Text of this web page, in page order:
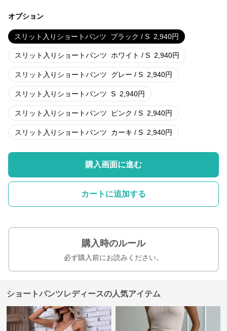
オプション
スリット入りショートパンツ ブラック / S 2,940円
スリット入りショートパンツ ホワイト / S 2,940円
スリット入りショートパンツ グレー / S 2,940円
スリット入りショートパンツ S 2,940円
スリット入りショートパンツ ピンク / S 2,940円
スリット入りショートパンツ カーキ / S 2,940円
購入画面に進む
カートに追加する
購入時のルール
必ず購入前にお読みください。
ショートパンツレディースの人気アイテム